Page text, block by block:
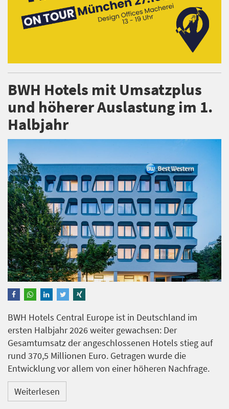
BWH Hotels mit Umsatzplus
und höherer Auslastung im 1.
Halbjahr
BWH Hotels Central Europe ist in Deutschland im
ersten Halbjahr 2026 weiter gewachsen: Der
Gesamtumsatz der angeschlossenen Hotels stieg auf
rund 370,5 Millionen Euro. Getragen wurde die
Entwicklung vor allem von einer höheren Nachfrage.
Weiterlesen